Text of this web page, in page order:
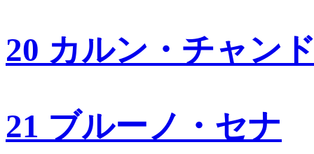
20 カルン・チャン
21 ブルーノ・セナ